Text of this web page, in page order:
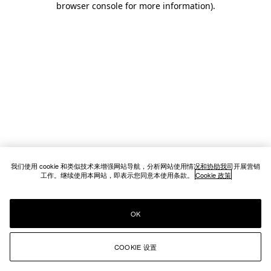
browser console for more information).
我们使用 cookie 和类似技术来增强网站导航，分析网站使用情况和协助我司开展营销
工作。继续使用本网站，即表示您同意本使用条款。 Cookie 政策
COOKIE 设置
OK